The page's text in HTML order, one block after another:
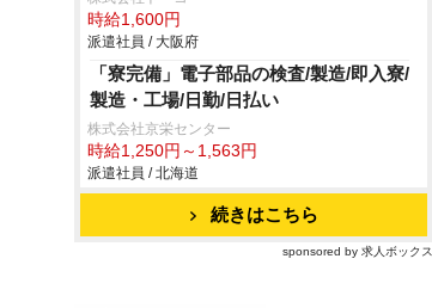
時給1,600円
派遣社員 / 大阪府
「寮完備」電子部品の検査/製造/即入寮/
製造・工場/日勤/日払い
株式会社京栄センター
時給1,250円～1,563円
派遣社員 / 北海道
続きはこちら
sponsored by 求人ボックス